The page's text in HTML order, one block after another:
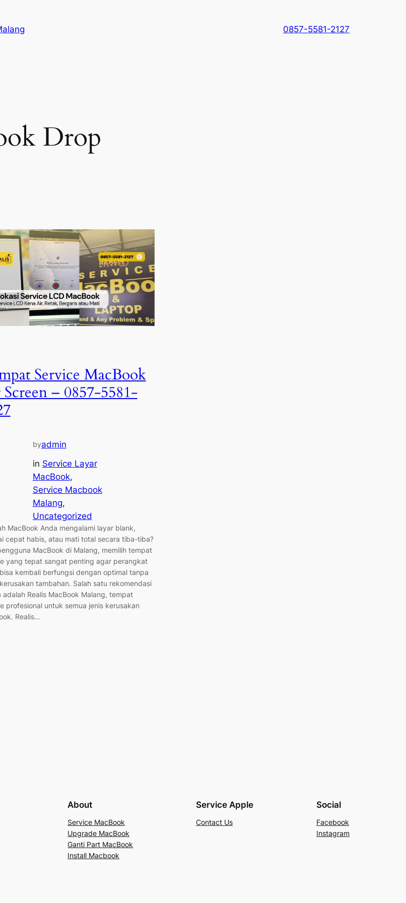
0857-5581-2127
Drop
Service MacBook
– 0857-5581-
byadmin
in Service Layar
MacBook
Service Macbook
Malang
Uncategorized
MacBook Anda mengalami layar blank,
cepat habis, atau mati total secara tiba-tiba?
MacBook di Malang, memilih tempat
yang tepat sangat penting agar perangkat
kembali berfungsi dengan optimal tanpa
tambahan. Salah satu rekomendasi
adalah Realis MacBook Malang, tempat
profesional untuk semua jenis kerusakan
Realis…
About
Service MacBook
Upgrade MacBook
Ganti Part MacBook
Install Macbook
Service Apple
Contact Us
Social
Facebook
Instagram